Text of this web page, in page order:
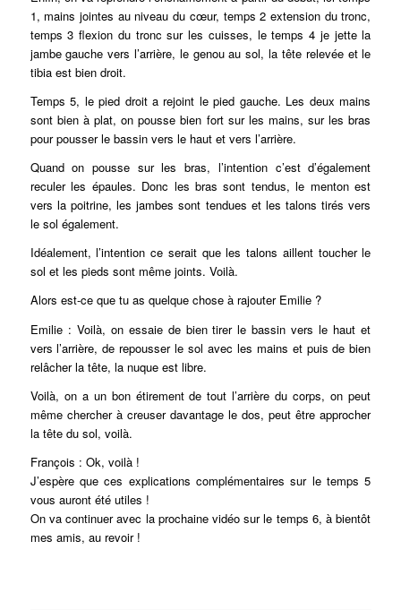
1, mains jointes au niveau du cœur, temps 2 extension du tronc,
temps 3 flexion du tronc sur les cuisses, le temps 4 je jette la
jambe gauche vers l’arrière, le genou au sol, la tête relevée et le
tibia est bien droit.
Temps 5, le pied droit a rejoint le pied gauche. Les deux mains
sont bien à plat, on pousse bien fort sur les mains, sur les bras
pour pousser le bassin vers le haut et vers l’arrière.
Quand on pousse sur les bras, l’intention c’est d’également
reculer les épaules. Donc les bras sont tendus, le menton est
vers la poitrine, les jambes sont tendues et les talons tirés vers
le sol également.
Idéalement, l’intention ce serait que les talons aillent toucher le
sol et les pieds sont même joints. Voilà.
Alors est-ce que tu as quelque chose à rajouter Emilie ?
Emilie : Voilà, on essaie de bien tirer le bassin vers le haut et
vers l’arrière, de repousser le sol avec les mains et puis de bien
relâcher la tête, la nuque est libre.
Voilà, on a un bon étirement de tout l’arrière du corps, on peut
même chercher à creuser davantage le dos, peut être approcher
la tête du sol, voilà.
François : Ok, voilà !
J’espère que ces explications complémentaires sur le temps 5
vous auront été utiles !
On va continuer avec la prochaine vidéo sur le temps 6, à bientôt
mes amis, au revoir !